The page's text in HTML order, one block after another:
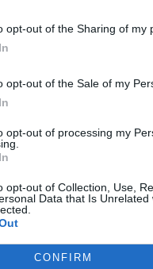
opt-out of the Sharing of my
opt-out of the Sale of my
opt-out of processing my
opt-out of Collection, Use,
Data that Is
CONFIRM
colonne della
della Sagra della
in corso
notte tra mercoledì 8 e
un furto con spaccata
nel comune di
[...]